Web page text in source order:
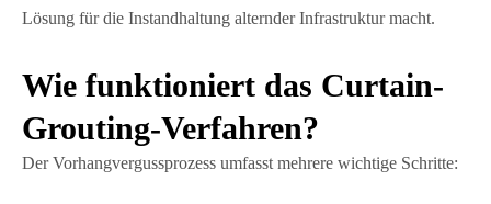
Lösung für die Instandhaltung alternder Infrastruktur macht.
Wie funktioniert das Curtain-
Grouting-Verfahren?
Der Vorhangvergussprozess umfasst mehrere wichtige Schritte: